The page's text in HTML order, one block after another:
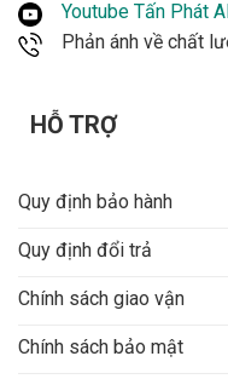
Youtube Tấn Phát
Phản ánh về chất
HỖ TRỢ
Quy định bảo hành
Quy định đổi trả
Chính sách giao vận
Chính sách bảo mật